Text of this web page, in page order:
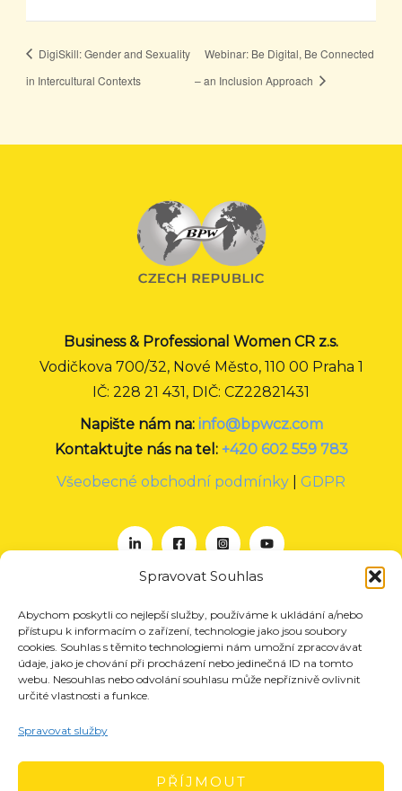
Spravovat Souhlas
Abychom poskytli co nejlepší služby, používáme k ukládání a/nebo
přístupu k informacím o zařízení, technologie jako jsou soubory
cookies. Souhlas s těmito technologiemi nám umožní zpracovávat
údaje, jako je chování při procházení nebo jedinečná ID na tomto
webu. Nesouhlas nebo odvolání souhlasu může nepříznivě ovlivnit
určité vlastnosti a funkce.
Spravovat služby
PŘÍJMOUT
DigiSkill: Gender and Sexuality
in Intercultural Contexts
Webinar: Be Digital, Be Connected
– an Inclusion Approach
Business & Professional Women CR z.s.
Vodičkova 700/32, Nové Město, 110 00 Praha 1
IČ: 228 21 431, DIČ: CZ22821431
Napište nám na: info@bpwcz.com
Kontaktujte nás na tel: +420 602 559 783
Všeobecné obchodní podmínky
GDPR
O nás
Projekty
Členství
Kontakt